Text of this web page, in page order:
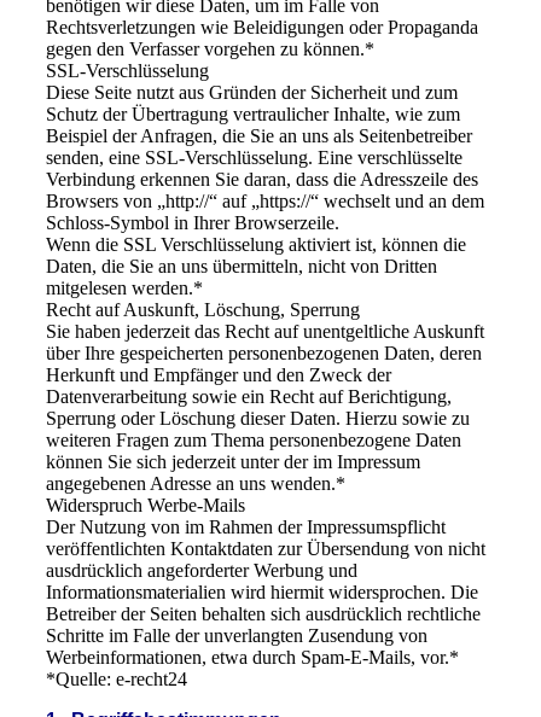
benötigen wir diese Daten, um im Falle von
Rechtsverletzungen wie Beleidigungen oder Propaganda
gegen den Verfasser vorgehen zu können.*
SSL-Verschlüsselung
Diese Seite nutzt aus Gründen der Sicherheit und zum
Schutz der Übertragung vertraulicher Inhalte, wie zum
Beispiel der Anfragen, die Sie an uns als Seitenbetreiber
senden, eine SSL-Verschlüsselung. Eine verschlüsselte
Verbindung erkennen Sie daran, dass die Adresszeile des
Browsers von „http://“ auf „https://“ wechselt und an dem
Schloss-Symbol in Ihrer Browserzeile.
Wenn die SSL Verschlüsselung aktiviert ist, können die
Daten, die Sie an uns übermitteln, nicht von Dritten
mitgelesen werden.*
Recht auf Auskunft, Löschung, Sperrung
Sie haben jederzeit das Recht auf unentgeltliche Auskunft
über Ihre gespeicherten personenbezogenen Daten, deren
Herkunft und Empfänger und den Zweck der
Datenverarbeitung sowie ein Recht auf Berichtigung,
Sperrung oder Löschung dieser Daten. Hierzu sowie zu
weiteren Fragen zum Thema personenbezogene Daten
können Sie sich jederzeit unter der im Impressum
angegebenen Adresse an uns wenden.*
Widerspruch Werbe-Mails
Der Nutzung von im Rahmen der Impressumspflicht
veröffentlichten Kontaktdaten zur Übersendung von nicht
ausdrücklich angeforderter Werbung und
Informationsmaterialien wird hiermit widersprochen. Die
Betreiber der Seiten behalten sich ausdrücklich rechtliche
Schritte im Falle der unverlangten Zusendung von
Werbeinformationen, etwa durch Spam-E-Mails, vor.*
*Quelle: e‑recht24